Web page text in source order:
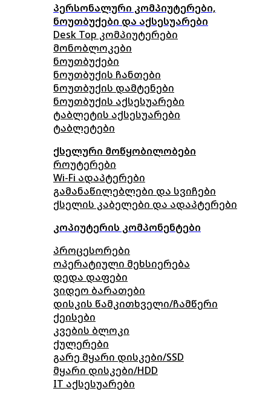
პერსონალური კომპიუტერები,
ნოუთბუქები და აქსესუარები
Desk Top კომპიუტერები
მონობლოკები
ნოუთბუქები
ნოუთბუქის ჩანთები
ნოუთბუქის დამტენები
ნოუთბუქის აქსესუარები
ტაბლეტის აქსესუარები
ტაბლეტები
ქსელური მოწყობილობები
როუტერები
Wi-Fi ადაპტერები
გამანაწილებლები და სვიჩები
ქსელის კაბელები და ადაპტერები
კოპიუტერის კომპონენტები
პროცესორები
ოპერატიული მეხსიერება
დედა დაფები
ვიდეო ბარათები
დისკის წამკითხველი/ჩამწერი
ქეისები
კვების ბლოკი
ქულერები
გარე მყარი დისკები/SSD
მყარი დისკები/HDD
IT აქსესუარები